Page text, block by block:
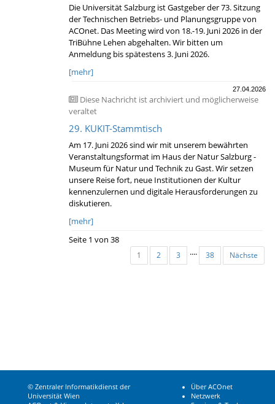
Die Universität Salzburg ist Gastgeber der 73. Sitzung
der Technischen Betriebs- und Planungsgruppe von
ACOnet. Das Meeting wird von 18.-19. Juni 2026 in der
TriBühne Lehen abgehalten. Wir bitten um
Anmeldung bis spätestens 3. Juni 2026.
[mehr]
27.04.2026
Diese Nachricht ist archiviert und möglicherweise
veraltet
29. KUKIT-Stammtisch
Am 17. Juni 2026 sind wir mit unserem bewährten
Veranstaltungsformat im Haus der Natur Salzburg -
Museum für Natur und Technik zu Gast. Wir setzen
unsere Reise fort, neue Institutionen der Kultur
kennenzulernen und digitale Herausforderungen zu
diskutieren.
[mehr]
Seite 1 von 38
1 2 3 .... 38 Nächste
© Zentraler Informatikdienst der
Universität Wien
Über ACOnet
Netzwerk